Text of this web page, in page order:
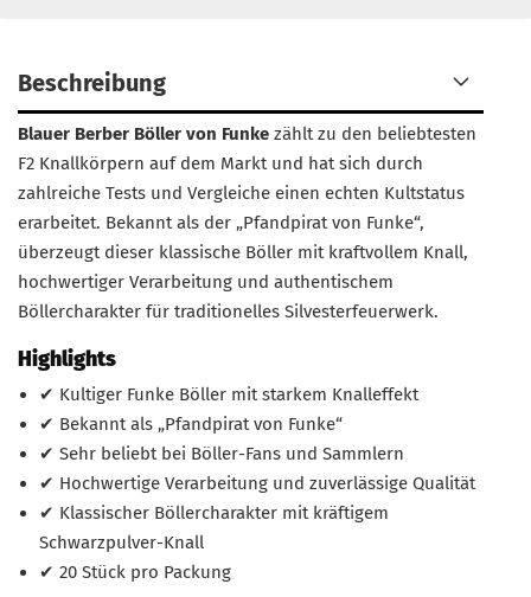
Beschreibung
Blauer Berber Böller von Funke zählt zu den beliebtesten
F2 Knallkörpern auf dem Markt und hat sich durch
zahlreiche Tests und Vergleiche einen echten Kultstatus
erarbeitet. Bekannt als der „Pfandpirat von Funke“,
überzeugt dieser klassische Böller mit kraftvollem Knall,
hochwertiger Verarbeitung und authentischem
Böllercharakter für traditionelles Silvesterfeuerwerk.
Highlights
✔ Kultiger Funke Böller mit starkem Knalleffekt
✔ Bekannt als „Pfandpirat von Funke“
✔ Sehr beliebt bei Böller-Fans und Sammlern
✔ Hochwertige Verarbeitung und zuverlässige Qualität
✔ Klassischer Böllercharakter mit kräftigem
Schwarzpulver-Knall
✔ 20 Stück pro Packung